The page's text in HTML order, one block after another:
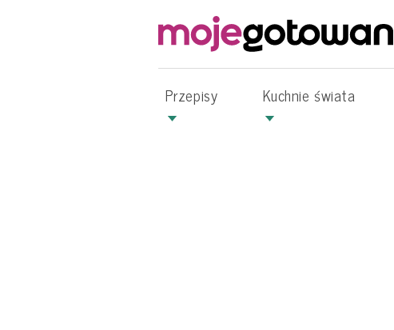
Przepisy Kuchnie świata